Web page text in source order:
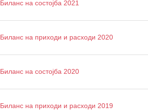
Биланс на состојба 2021
Биланс на приходи и расходи 2020
Биланс на состојба 2020
Биланс на приходи и расходи 2019